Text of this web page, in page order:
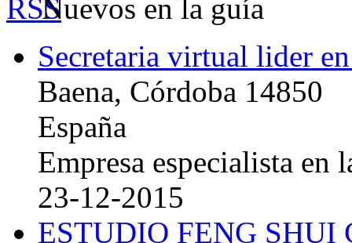
Nuevos en la guía
Secretaria virtual lider
Baena, Córdoba 14850
España
Empresa especialista en
23-12-2015
ESTUDIO FENG